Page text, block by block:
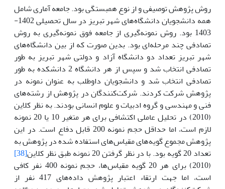
روش پژوهش توصیفی و از نوع همبستگی بود. جامعه آماری شامل
همه دانشجویان دانشگاه‌های شهر تبریز در سال تحصیلی 1402-
1403 بود. روش نمونه‌گیری از جامعه فوق نمونه‌گیری به روش
تصادفی چند مرحله‌ای بود. بدین صورت که از بین دانشگاه‌های
شهر تبریز تعداد دو دانشگاه آزاد و دولتی شهر تبریز به طور
تصادفی انتخاب شد و سپس از هر دانشگاه 2 دانشکده به طور
تصادفی انتخاب شد و دانشجویان داوطلب به عنوان نمونه در
پژوهش شرکت کردند. شرکت‌کنندگان در پژوهش از رشته‌های
فنی و مهندسی و گروه ادبیات و علوم انسانی بودند. به نظر کلاین
(2010) در تحلیل عاملی اکتشافی برای هر متغیر 10 یا 20 نمونه
لازم است، اما حداقل حجم نمونه 200 قابل دفاع است. در این
پژوهش مجموع گویه‌های مقیاس‌های استفاده شده در پژوهش به
تعداد 20 گویه بود. با در نظر گرفتن 20 نمونه طبق نظر کلاین
[38]
(2010) برای هر 20 گویه مقیاس‌ها، حجم نمونه 400 نفر کافی
است، اما جهت ارتقاء اعتبار پژوهش داده‌های 417 نفر از